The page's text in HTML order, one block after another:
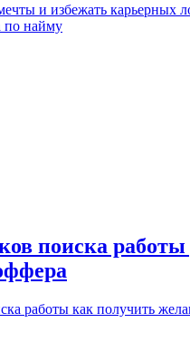
и избежать карьерных
по найму
поиска работы
работы как получить